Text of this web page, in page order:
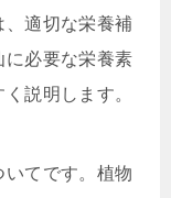
適切な栄養補
に必要な栄養素
説明します。
いてです。植物